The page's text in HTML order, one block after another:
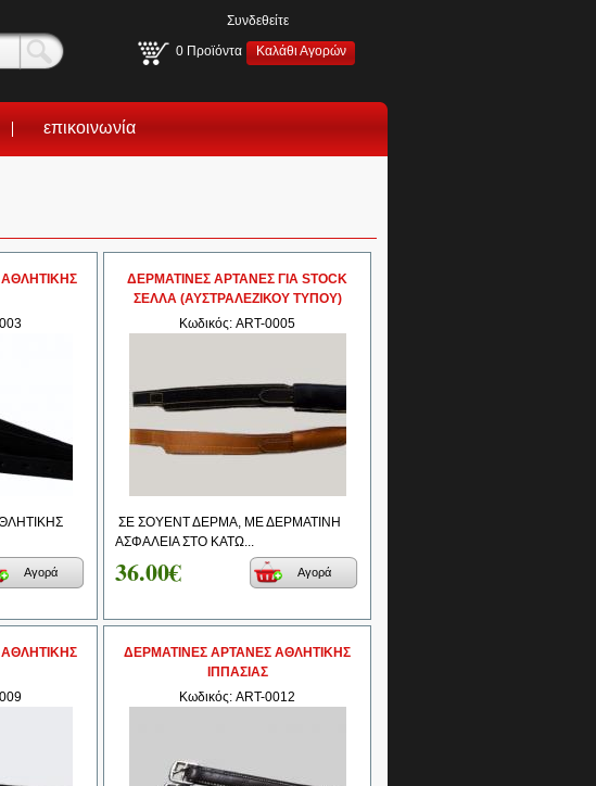
Συνδεθείτε
0 Προϊόντα Καλάθι Αγορών
επικοινωνία
Αγορά
ΔΕΡΜΑΤΙΝΕΣ ΑΡΤΑΝΕΣ ΓΙΑ STOCK
ΣΕΛΛΑ (ΑΥΣΤΡΑΛΕΖΙΚΟΥ ΤΥΠΟΥ)
Κωδικός: ART-0005
ΣΕ ΣΟΥΕΝΤ ΔΕΡΜΑ, ΜΕ ΔΕΡΜΑΤΙΝΗ
ΑΣΦΑΛΕΙΑ ΣΤΟ ΚΑΤΩ...
36.00€ Αγορά
ΔΕΡΜΑΤΙΝΕΣ ΑΡΤΑΝΕΣ ΑΘΛΗΤΙΚΗΣ
ΙΠΠΑΣΙΑΣ
Κωδικός: ART-0012